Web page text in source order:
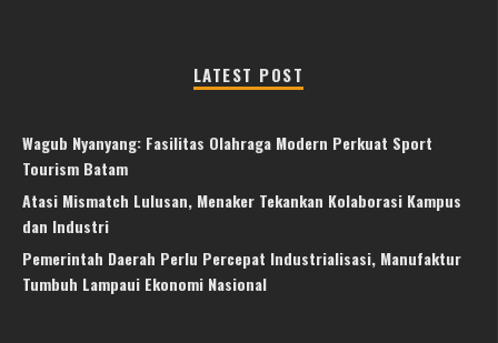
LATEST POST
Wagub Nyanyang: Fasilitas Olahraga Modern Perkuat Sport
Tourism Batam
Atasi Mismatch Lulusan, Menaker Tekankan Kolaborasi Kampus
dan Industri
Pemerintah Daerah Perlu Percepat Industrialisasi, Manufaktur
Tumbuh Lampaui Ekonomi Nasional